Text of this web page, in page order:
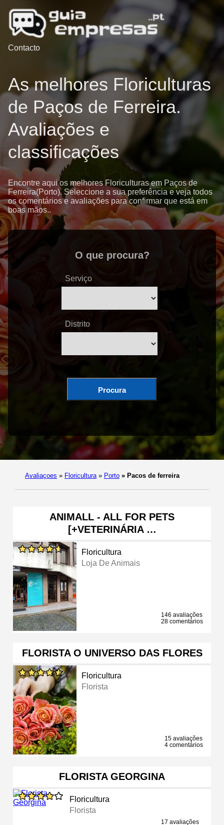
Contacto
As melhores Floriculturas
de Paços de Ferreira.
Avaliações e
classificações
Encontre aqui os melhores Floriculturas em Paços de
Ferreira(Porto). Seleccione a sua preferência e veja todos
os comentários e avaliações para confirmar que está em
boas mãos..
O que procura?
Serviço
Distrito
Procura
Avaliaçoes » Floricultura » Porto » Pacos de ferreira
ANIMALL - ALL FOR PETS
[+VETERINÁRIA …
Floricultura
Loja De Animais
146 avaliações
28 comentários
FLORISTA O UNIVERSO DAS FLORES
Floricultura
Florista
15 avaliações
4 comentários
FLORISTA GEORGINA
Floricultura
Florista
17 avaliações